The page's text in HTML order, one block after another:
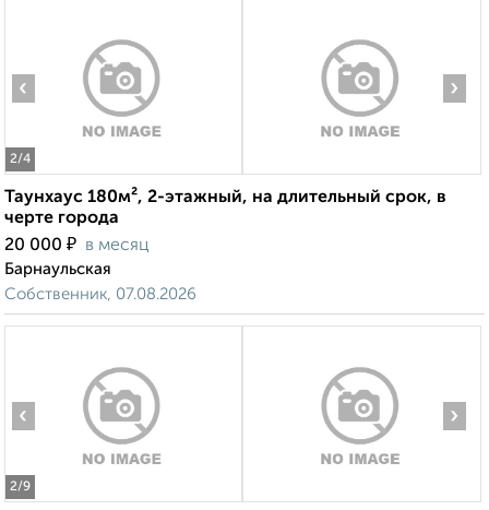
2/4
‹ ›
Таунхаус 180м², 2-этажный, на длительный срок, в
черте города
20 000 ₽ в месяц
Барнаульская
Собственник, 07.08.2026
2/9
‹ ›